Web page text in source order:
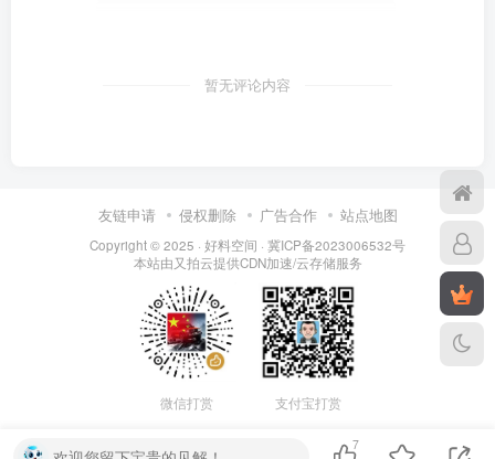
暂无评论内容
友链申请 侵权删除 广告合作 站点地图
Copyright © 2025 · 好料空间 · 冀ICP备2023006532号
本站由又拍云提供CDN加速/云存储服务
微信打赏 支付宝打赏
7